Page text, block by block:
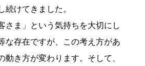
続けてきました。
さま」という気持ちを大切にし
な存在ですが、この考え方があ
動き方が変わります。そして、